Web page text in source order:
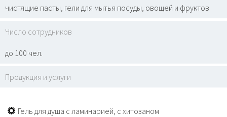
чистящие пасты, гели для мытья посуды, овощей и фруктов
Число сотрудников
до 100 чел.
Продукция и услуги
Гель для душа с ламинарией, с хитозаном